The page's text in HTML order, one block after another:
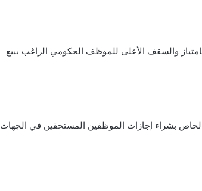
والسقف الأعلى للموظف الحكومي الراغب ببيع
بشراء إجازات الموظفين المستحقين في الجهات